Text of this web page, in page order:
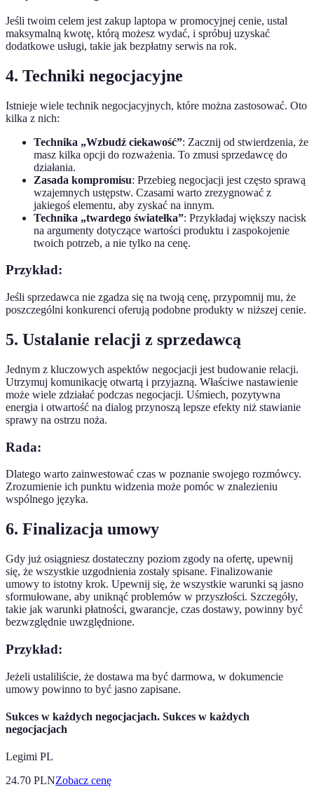
Jeśli twoim celem jest zakup laptopa w promocyjnej cenie, ustal
maksymalną kwotę, którą możesz wydać, i spróbuj uzyskać
dodatkowe usługi, takie jak bezpłatny serwis na rok.
4. Techniki negocjacyjne
Istnieje wiele technik negocjacyjnych, które można zastosować. Oto
kilka z nich:
Technika „Wzbudź ciekawość”: Zacznij od stwierdzenia, że
masz kilka opcji do rozważenia. To zmusi sprzedawcę do
działania.
Zasada kompromisu: Przebieg negocjacji jest często sprawą
wzajemnych ustępstw. Czasami warto zrezygnować z
jakiegoś elementu, aby zyskać na innym.
Technika „twardego światełka”: Przykładaj większy nacisk
na argumenty dotyczące wartości produktu i zaspokojenie
twoich potrzeb, a nie tylko na cenę.
Przykład:
Jeśli sprzedawca nie zgadza się na twoją cenę, przypomnij mu, że
poszczególni konkurenci oferują podobne produkty w niższej cenie.
5. Ustalanie relacji z sprzedawcą
Jednym z kluczowych aspektów negocjacji jest budowanie relacji.
Utrzymuj komunikację otwartą i przyjazną. Właściwe nastawienie
może wiele zdziałać podczas negocjacji. Uśmiech, pozytywna
energia i otwartość na dialog przynoszą lepsze efekty niż stawianie
sprawy na ostrzu noża.
Rada:
Dlatego warto zainwestować czas w poznanie swojego rozmówcy.
Zrozumienie ich punktu widzenia może pomóc w znalezieniu
wspólnego języka.
6. Finalizacja umowy
Gdy już osiągniesz dostateczny poziom zgody na ofertę, upewnij
się, że wszystkie uzgodnienia zostały spisane. Finalizowanie
umowy to istotny krok. Upewnij się, że wszystkie warunki są jasno
sformułowane, aby uniknąć problemów w przyszłości. Szczegóły,
takie jak warunki płatności, gwarancje, czas dostawy, powinny być
bezwzględnie uwzględnione.
Przykład:
Jeżeli ustaliliście, że dostawa ma być darmowa, w dokumencie
umowy powinno to być jasno zapisane.
Sukces w każdych negocjacjach. Sukces w każdych
negocjacjach
Legimi PL
24.70 PLNZobacz cenę